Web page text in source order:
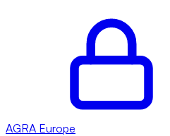
AGRA Europe